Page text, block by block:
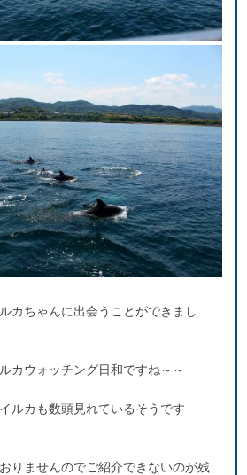
カちゃんに出会うことができまし
カウォッチング日和ですね～～
ルカも数頭見れているそうです
りませんのでご紹介できないのが残